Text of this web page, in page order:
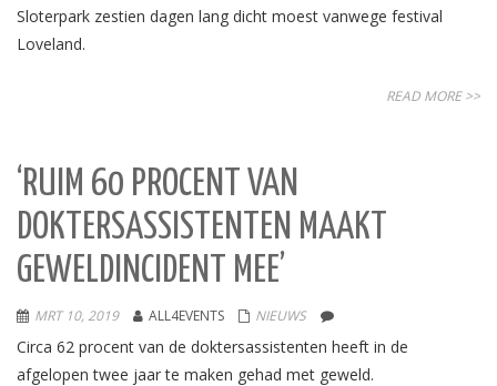
Sloterpark zestien dagen lang dicht moest vanwege festival
Loveland.
READ MORE >>
‘RUIM 60 PROCENT VAN
DOKTERSASSISTENTEN MAAKT
GEWELDINCIDENT MEE’
MRT 10, 2019 ALL4EVENTS NIEUWS
Circa 62 procent van de doktersassistenten heeft in de
afgelopen twee jaar te maken gehad met geweld.